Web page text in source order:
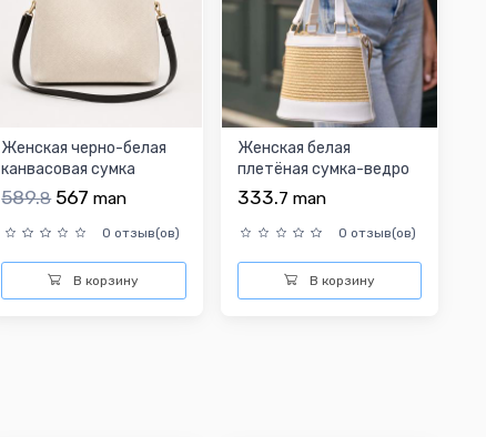
Женская черно-белая
канвасовая сумка
589.8 567man
0 отзыв(ов)
В корзину
Женская белая
плетёная сумка-ведро
333.7 man
0 отзыв(ов)
В корзину